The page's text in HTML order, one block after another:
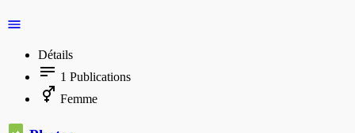
Détails
1 Publications
Femme